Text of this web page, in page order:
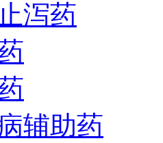
泻药
辅助药